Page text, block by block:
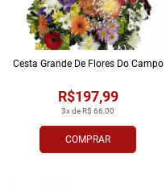
COMPRAR
3x de R$ 66,00
R$197,99
Cesta Grande De Flores Do Campo